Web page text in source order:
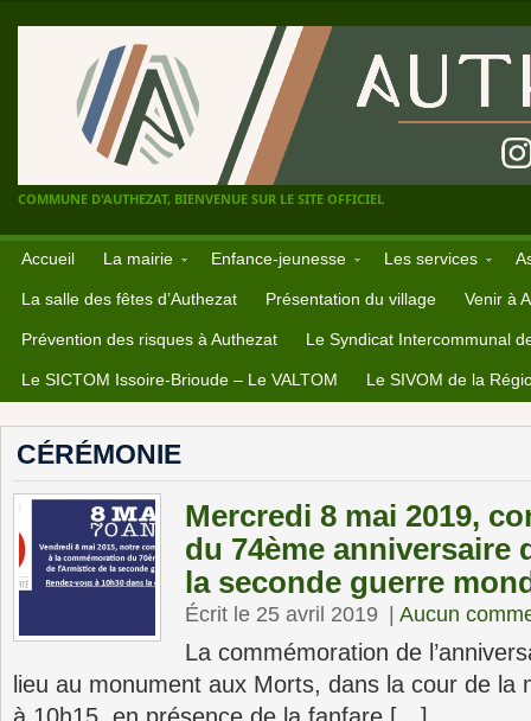
COMMUNE D'AUTHEZAT, BIENVENUE SUR LE SITE OFFICIEL
Accueil La mairie Enfance-jeunesse Les services
La salle des fêtes d’Authezat Présentation du village Venir à
Prévention des risques à Authezat Le Syndicat Intercommunal
Le SICTOM Issoire-Brioude – Le VALTOM Le SIVOM de la
CÉRÉMONIE
Mercredi 8 mai 2019,
du 74ème anniversaire
la seconde guerre
Écrit le 25 avril 2019 Aucun
La commémoration de
lieu au monument aux Morts, dans la cour de la